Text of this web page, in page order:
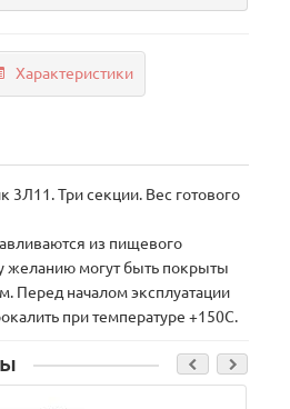
Характеристики
3Л11. Три секции. Вес готового
из пищевого
могут быть покрыты
Перед началом эксплуатации
при температуре +150С.